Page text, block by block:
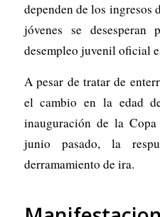
dependen de los ingresos
jóvenes se
desempleo juvenil oficial
A pesar de tratar de
el cambio en la edad
inauguración de la
junio pasado, la
derramamiento de ira.